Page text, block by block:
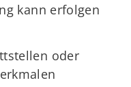
kann erfolgen
oder